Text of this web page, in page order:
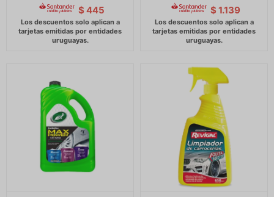
$ 445 $ 1.139